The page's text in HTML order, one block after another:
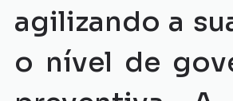
agilizando a
o nível de